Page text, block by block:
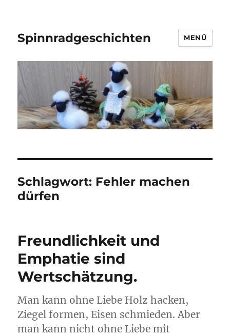
Spinnradgeschichten MENÜ
Schlagwort: Fehler machen
dürfen
Freundlichkeit und
Emphatie sind
Wertschätzung.
Man kann ohne Liebe Holz hacken,
Ziegel formen, Eisen schmieden. Aber
man kann nicht ohne Liebe mit